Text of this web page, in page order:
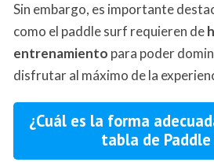
Sin embargo, es importante
como el paddle surf requieren de
entrenamiento para poder
disfrutar al máximo de la
¿Cuál es la forma
tabla de Paddle